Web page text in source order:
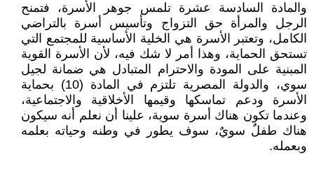
والمادة السادسة عشرة تلمس جوهر الأسرة، فتمنح
الرجل والمرأة حق التزواج وتأسيس أسرة بالتراضي
الكامل، وتعتبر الأسرة هي الخلية الأساسية للمجتمع التي
تستحق الحماية، وهذا أمر لا شك فيه، لأن الأسرة القوية
المبنية على المودة والاحترام المتبادل هي ضمانة لجيل
سوي، والدولة المصرية تلتزم في المادة (10) بحماية
الأسرة ودعم تماسكها وقيمها الأخلاقية والاجتماعية،
وعندما تكون هناك أسرة سوية، علينا أن نعلم أنه سيكون
هناك طفلٌ سويٌ، سوف يطور في وطنه وحياته بعلمه
وبعمله.